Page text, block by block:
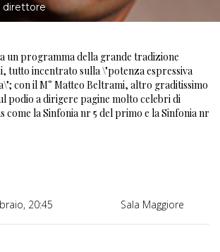
direttore
un programma della grande tradizione
tutto incentrato sulla \"potenza espressiva
con il M° Matteo Beltrami, altro graditissimo
podio a dirigere pagine molto celebri di
come la Sinfonia nr 5 del primo e la Sinfonia nr
20:45 Sala Maggiore